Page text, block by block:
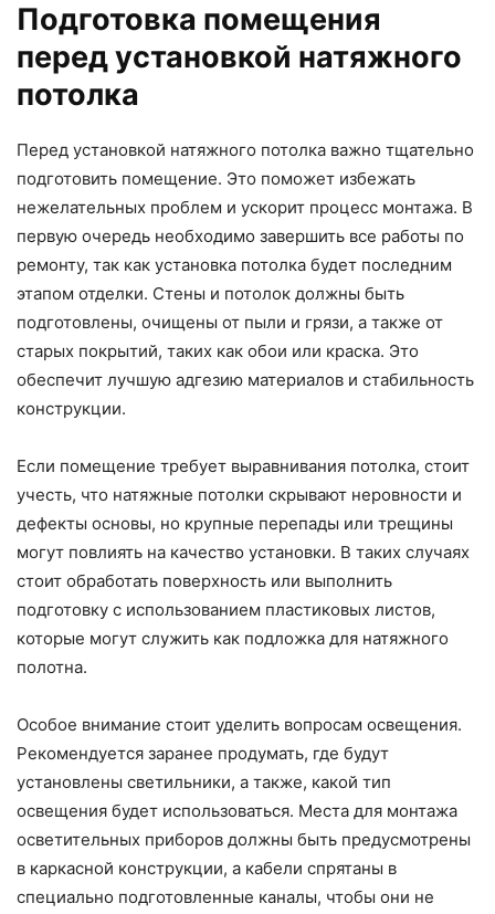
Подготовка помещения
перед установкой натяжного
потолка
Перед установкой натяжного потолка важно тщательно
подготовить помещение. Это поможет избежать
нежелательных проблем и ускорит процесс монтажа. В
первую очередь необходимо завершить все работы по
ремонту, так как установка потолка будет последним
этапом отделки. Стены и потолок должны быть
подготовлены, очищены от пыли и грязи, а также от
старых покрытий, таких как обои или краска. Это
обеспечит лучшую адгезию материалов и стабильность
конструкции.
Если помещение требует выравнивания потолка, стоит
учесть, что натяжные потолки скрывают неровности и
дефекты основы, но крупные перепады или трещины
могут повлиять на качество установки. В таких случаях
стоит обработать поверхность или выполнить
подготовку с использованием пластиковых листов,
которые могут служить как подложка для натяжного
полотна.
Особое внимание стоит уделить вопросам освещения.
Рекомендуется заранее продумать, где будут
установлены светильники, а также, какой тип
освещения будет использоваться. Места для монтажа
осветительных приборов должны быть предусмотрены
в каркасной конструкции, а кабели спрятаны в
специально подготовленные каналы, чтобы они не